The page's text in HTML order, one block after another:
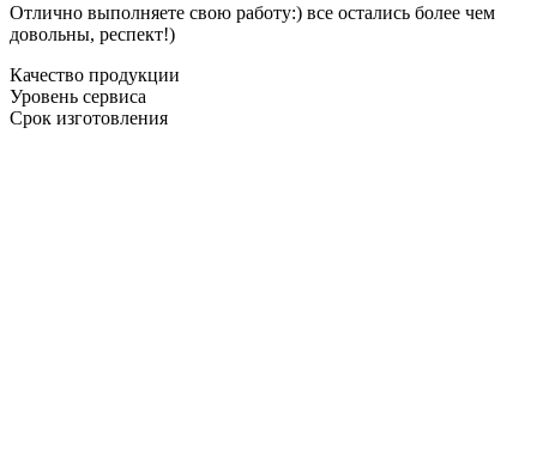
Отлично выполняете свою работу:) все остались более чем
довольны, респект!)
Качество продукции
Уровень сервиса
Срок изготовления